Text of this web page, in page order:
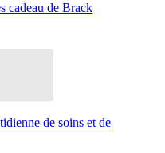
cadeau de Brack
de soins et de